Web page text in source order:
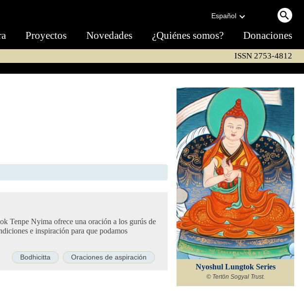
Español
Proyectos Novedades ¿Quiénes somos? Donaciones
ISSN 2753-4812
Tenpe Nyima ofrece una oración a los gurús de
e inspiración para que podamos
Bodhicitta Oraciones de aspiración
Nyoshul Lungtok Series
© Tertön Sogyal Trust.